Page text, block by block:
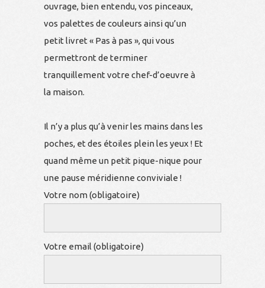
ouvrage, bien entendu, vos pinceaux,
vos palettes de couleurs ainsi qu’un
petit livret « Pas à pas », qui vous
permettront de terminer
tranquillement votre chef-d’oeuvre à
la maison.
Il n’y a plus qu’à venir les mains dans les
poches, et des étoiles plein les yeux ! Et
quand même un petit pique-nique pour
une pause méridienne conviviale !
Votre nom (obligatoire)
Votre email (obligatoire)